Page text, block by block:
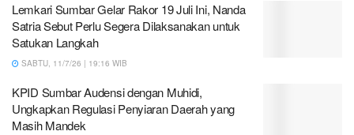
Lemkari Sumbar Gelar Rakor 19 Juli Ini, Nanda
Satria Sebut Perlu Segera Dilaksanakan untuk
Satukan Langkah
SABTU, 11/7/26 | 19:16 WIB
KPID Sumbar Audensi dengan Muhidi,
Ungkapkan Regulasi Penyiaran Daerah yang
Masih Mandek